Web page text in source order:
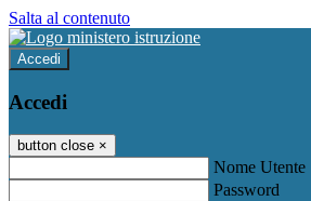
Salta al contenuto
Accedi
Accedi
button close ×
Nome Utente
Password